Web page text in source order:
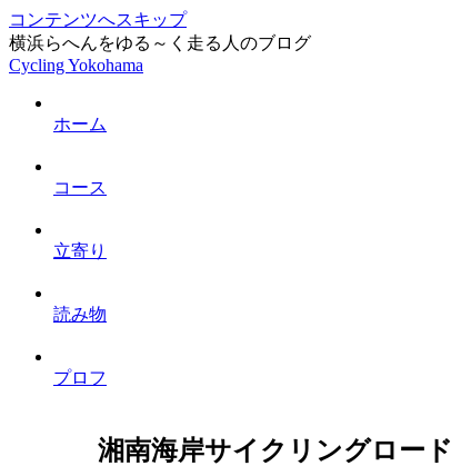
コンテンツへスキップ
横浜らへんをゆる～く走る人のブログ
Cycling Yokohama
ホーム
コース
立寄り
読み物
プロフ
湘南海岸サイクリングロード